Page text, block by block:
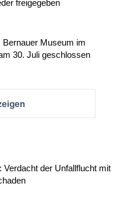
freigegeben
Bernauer Museum im
30. Juli geschlossen
Verdacht der Unfallflucht mit